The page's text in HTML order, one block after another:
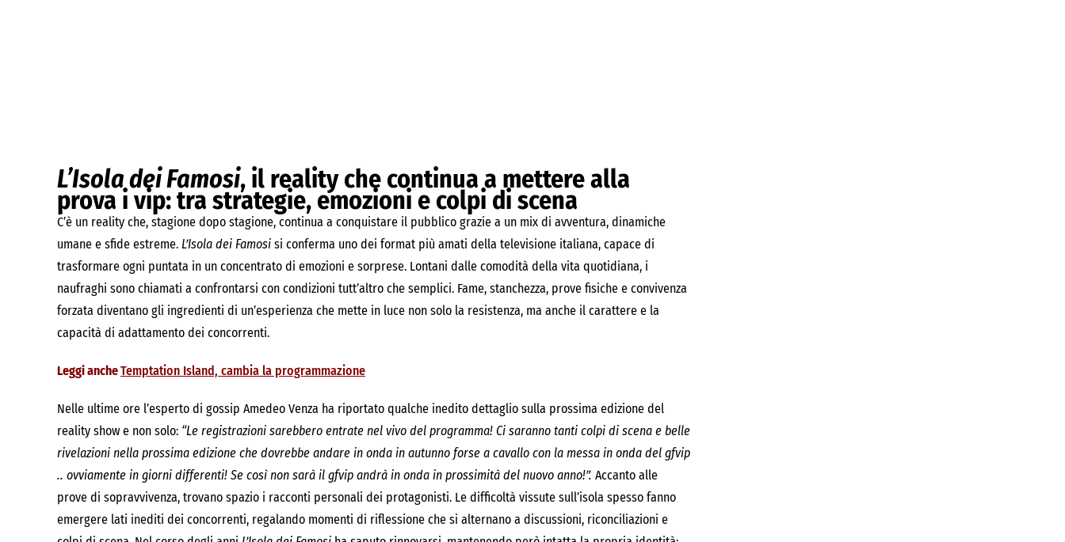
L’Isola dei Famosi, il reality che continua a mettere alla
prova i vip: tra strategie, emozioni e colpi di scena
C’è un reality che, stagione dopo stagione, continua a conquistare il pubblico grazie a un mix di avventura, dinamiche
umane e sfide estreme. L’Isola dei Famosi si conferma uno dei format più amati della televisione italiana, capace di
trasformare ogni puntata in un concentrato di emozioni e sorprese. Lontani dalle comodità della vita quotidiana, i
naufraghi sono chiamati a confrontarsi con condizioni tutt’altro che semplici. Fame, stanchezza, prove fisiche e convivenza
forzata diventano gli ingredienti di un’esperienza che mette in luce non solo la resistenza, ma anche il carattere e la
capacità di adattamento dei concorrenti.
Leggi ancheTemptation Island, cambia la programmazione
Nelle ultime ore l’esperto di gossip Amedeo Venza ha riportato qualche inedito dettaglio sulla prossima edizione del
reality show e non solo: “Le registrazioni sarebbero entrate nel vivo del programma! Ci saranno tanti colpi di scena e belle
rivelazioni nella prossima edizione che dovrebbe andare in onda in autunno forse a cavallo con la messa in onda del gfvip
.. ovviamente in giorni differenti! Se così non sarà il gfvip andrà in onda in prossimità del nuovo anno!”. Accanto alle
prove di sopravvivenza, trovano spazio i racconti personali dei protagonisti. Le difficoltà vissute sull’isola spesso fanno
emergere lati inediti dei concorrenti, regalando momenti di riflessione che si alternano a discussioni, riconciliazioni e